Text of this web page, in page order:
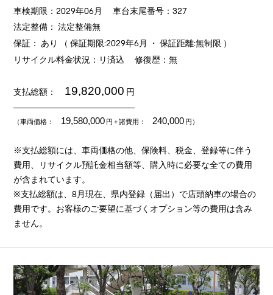
車検期限：2029年06月
車台末尾番号：327
法定整備： 法定整備無
保証： あり （ 保証期限:2029年6月 ・ 保証距離:無制限 ）
リサイクル料金状況：リ済込
修復歴：無
支払総額： 19,820,000 円
（車両価格： 19,580,000円+ 諸費用： 240,000円）
※支払総額には、車両価格の他、保険料、税金、登録等に伴う
費用、リサイクル預託金相当額等、購入時に必要な全ての費用
が含まれています。
※支払総額は、8月現在、県内登録（届出）で店頭納車の場合の
費用です。お客様のご要望に基づくオプション等の費用は含み
ません。